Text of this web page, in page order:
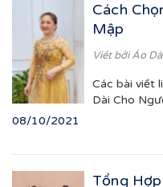
08/10/2021
Cách
Mập
Viết bởiÁo
Các bài viết
Dài Cho
Tổng